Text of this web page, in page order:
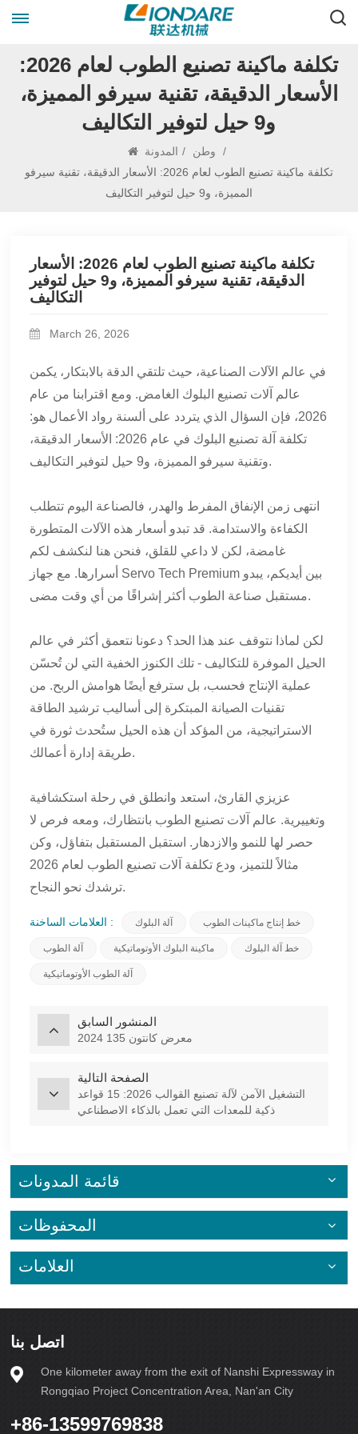
تكلفة ماكينة تصنيع الطوب لعام 2026:
الأسعار الدقيقة، تقنية سيرفو المميزة،
و9 حيل لتوفير التكاليف
وطن / المدونة
/
تكلفة ماكينة تصنيع الطوب لعام 2026: الأسعار الدقيقة، تقنية سيرفو
المميزة، و9 حيل لتوفير التكاليف
تكلفة ماكينة تصنيع الطوب لعام 2026: الأسعار
الدقيقة، تقنية سيرفو المميزة، و9 حيل لتوفير
التكاليف
March 26, 2026
في عالم الآلات الصناعية، حيث تلتقي الدقة بالابتكار، يكمن
عالم آلات تصنيع البلوك الغامض. ومع اقترابنا من عام
2026، فإن السؤال الذي يتردد على ألسنة رواد الأعمال هو:
تكلفة آلة تصنيع البلوك في عام 2026: الأسعار الدقيقة،
وتقنية سيرفو المميزة، و9 حيل لتوفير التكاليف.
انتهى زمن الإنفاق المفرط والهدر، فالصناعة اليوم تتطلب
الكفاءة والاستدامة. قد تبدو أسعار هذه الآلات المتطورة
غامضة، لكن لا داعي للقلق، فنحن هنا لنكشف لكم
أسرارها. مع جهاز Servo Tech Premium بين أيديكم، يبدو
مستقبل صناعة الطوب أكثر إشراقًا من أي وقت مضى.
لكن لماذا نتوقف عند هذا الحد؟ دعونا نتعمق أكثر في عالم
الحيل الموفرة للتكاليف - تلك الكنوز الخفية التي لن تُحسّن
عملية الإنتاج فحسب، بل سترفع أيضًا هوامش الربح. من
تقنيات الصيانة المبتكرة إلى أساليب ترشيد الطاقة
الاستراتيجية، من المؤكد أن هذه الحيل ستُحدث ثورة في
طريقة إدارة أعمالك.
عزيزي القارئ، استعد وانطلق في رحلة استكشافية
وتغييرية. عالم آلات تصنيع الطوب بانتظارك، ومعه فرص لا
حصر لها للنمو والازدهار. استقبل المستقبل بتفاؤل، وكن
مثالاً للتميز، ودع تكلفة آلات تصنيع الطوب لعام 2026
ترشدك نحو النجاح.
العلامات الساخنة : آلة البلوك خط إنتاج ماكينات الطوب
آلة الطوب ماكينة البلوك الأوتوماتيكية خط آلة البلوك
آلة الطوب الأوتوماتيكية
المنشور السابق
2024 معرض كانتون 135
الصفحة التالية
التشغيل الآمن لآلة تصنيع القوالب 2026: 15 قواعد
ذكية للمعدات التي تعمل بالذكاء الاصطناعي
قائمة المدونات
المحفوظات
العلامات
اتصل بنا
One kilometer away from the exit of Nanshi Expressway in
Rongqiao Project Concentration Area, Nan'an City
+86-13599769838